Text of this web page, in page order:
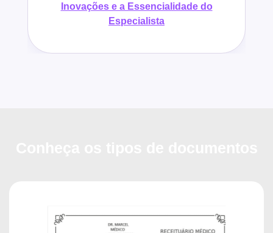
Inovações e a Essencialidade do
Especialista